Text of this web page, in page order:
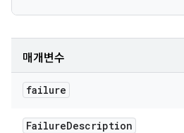
매개변수
failure
FailureDescription